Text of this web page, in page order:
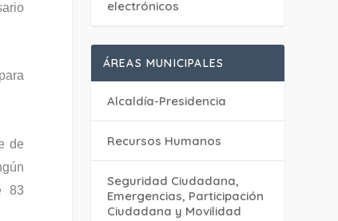
de
83
electrónicos
ÁREAS MUNICIPALES
Alcaldía-Presidencia
Recursos Humanos
Seguridad Ciudadana,
Emergencias, Participación
Ciudadana y Movilidad